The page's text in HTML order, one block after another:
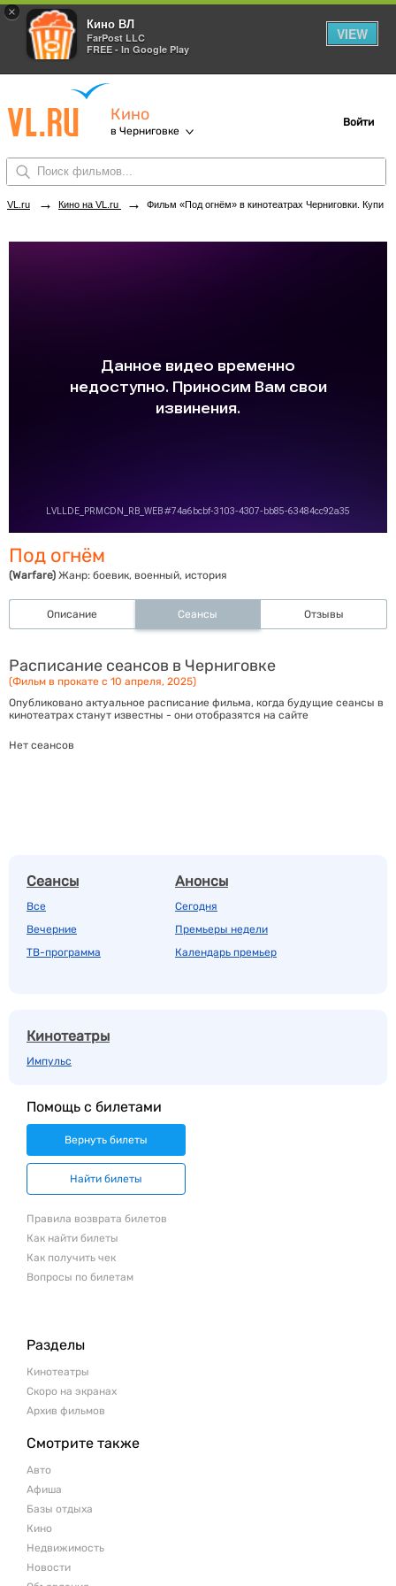
×
Кино ВЛ
FarPost LLC
FREE - In Google Play
VIEW
Кино
в Черниговке
Войти
VL.ru → Кино на VL.ru → Фильм «Под огнём» в кинотеатрах Черниговки. Купить билеты!
Под огнём
(Warfare) Жанр: боевик, военный, история
Описание Сеансы Отзывы
Расписание сеансов в Черниговке
(Фильм в прокате с 10 апреля, 2025)
Опубликовано актуальное расписание фильма, когда будущие сеансы в
кинотеатрах станут известны - они отобразятся на сайте
Нет сеансов
Сеансы
Все
Вечерние
ТВ-программа
Анонсы
Сегодня
Премьеры недели
Календарь премьер
Кинотеатры
Импульс
Помощь с билетами
Вернуть билеты
Найти билеты
Правила возврата билетов
Как найти билеты
Как получить чек
Вопросы по билетам
Разделы
Кинотеатры
Скоро на экранах
Архив фильмов
Смотрите также
Авто
Афиша
Базы отдыха
Кино
Недвижимость
Новости